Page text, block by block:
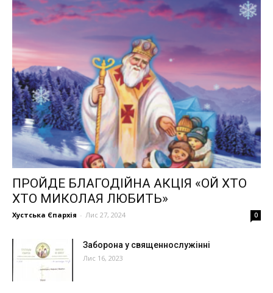
ПРОЙДЕ БЛАГОДІЙНА АКЦІЯ «ОЙ ХТО
ХТО МИКОЛАЯ ЛЮБИТЬ»
Хустська Єпархія - Лис 27, 2024 0
Заборона у священнослужінні
Лис 16, 2023